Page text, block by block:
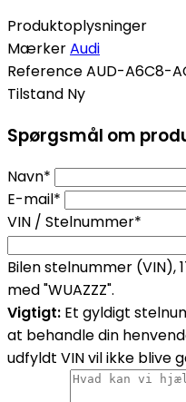
Produktoplysninger
MærkerAudi
ReferenceAUD-A6C8-
Tilstand Ny
Spørgsmål om
Navn*
E-mail*
VIN / Stelnummer*
Bilen stelnummer (VIN),
med "WUAZZZ".
Vigtigt: Et gyldigt
at behandle din
udfyldt VIN vil ikke blive